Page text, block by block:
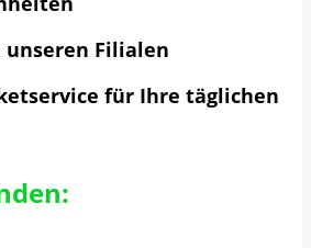
unseren Filialen
für Ihre täglichen